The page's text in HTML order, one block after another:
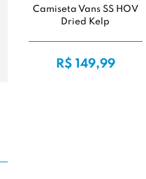
Camiseta Vans SS HOV
Dried Kelp
R$ 149,99